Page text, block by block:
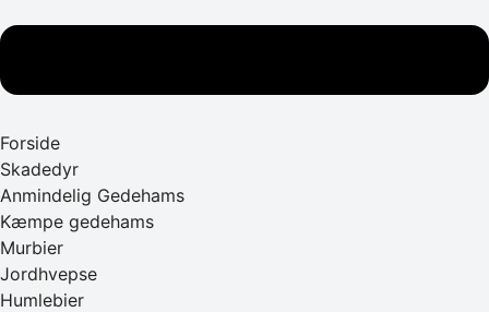
Forside
Skadedyr
Anmindelig Gedehams
Kæmpe gedehams
Murbier
Jordhvepse
Humlebier